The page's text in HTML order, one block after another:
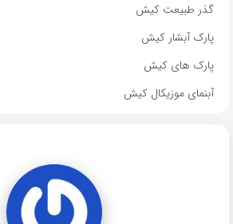
گذر طبیعت کیش
پارک آبشار کیش
پارک های کیش
آبنمای موزیکال کیش